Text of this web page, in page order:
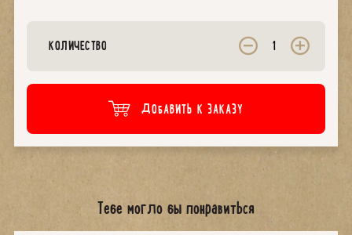
КОЛИЧЕСТВО
ДОБАВИТЬ К ЗАКАЗУ
Тебе могло бы понравиться